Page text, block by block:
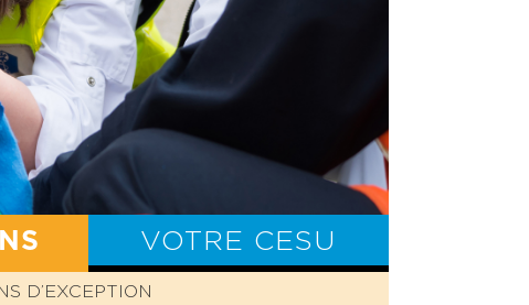
BILAN CESU
D’EXCEPTION
VOTRE CESU